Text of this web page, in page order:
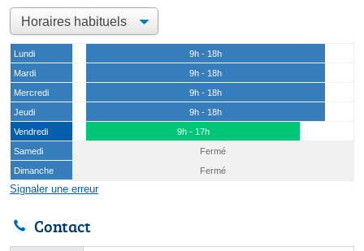
Lundi
9h - 18h
Mardi
9h - 18h
Mercredi
9h - 18h
Jeudi
9h - 18h
Vendredi
9h - 17h
Samedi
Fermé
Dimanche
Fermé
Signaler une erreur
Contact